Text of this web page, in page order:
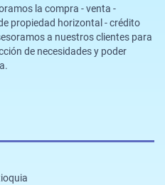
la compra - venta -
propiedad horizontal - crédito
a nuestros clientes para
de necesidades y poder